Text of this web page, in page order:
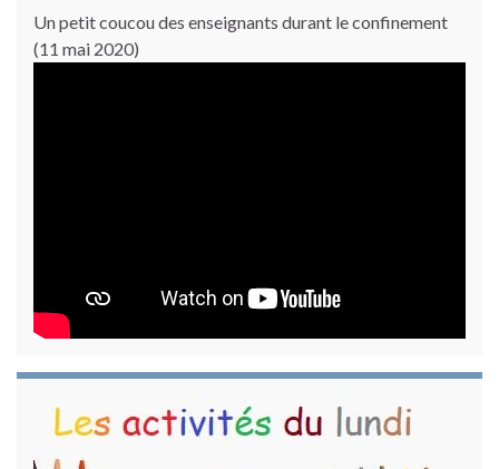
Un petit coucou des enseignants durant le confinement
(11 mai 2020)